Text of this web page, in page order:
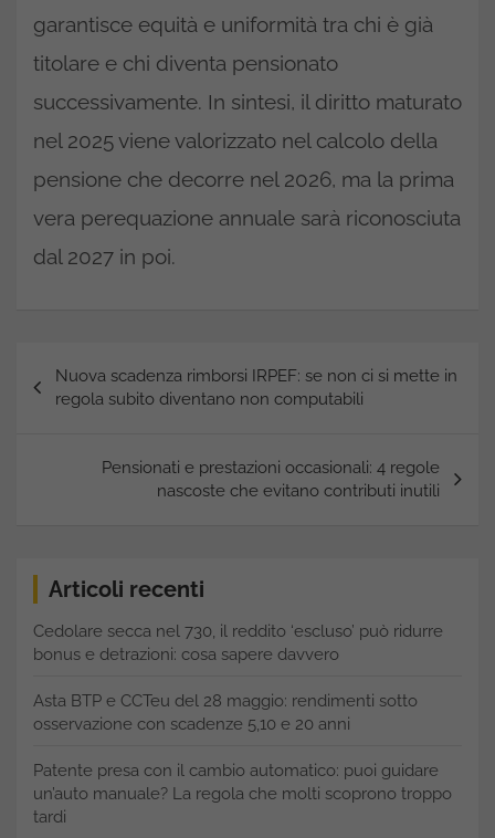
garantisce equità e uniformità tra chi è già
titolare e chi diventa pensionato
successivamente. In sintesi, il diritto maturato
nel 2025 viene valorizzato nel calcolo della
pensione che decorre nel 2026, ma la prima
vera perequazione annuale sarà riconosciuta
dal 2027 in poi.
articoli
Nuova scadenza rimborsi IRPEF: se non ci si mette in
regola subito diventano non computabili
Pensionati e prestazioni occasionali: 4 regole
nascoste che evitano contributi inutili
Articoli recenti
Cedolare secca nel 730, il reddito ‘escluso’ può ridurre
bonus e detrazioni: cosa sapere davvero
Asta BTP e CCTeu del 28 maggio: rendimenti sotto
osservazione con scadenze 5,10 e 20 anni
Patente presa con il cambio automatico: puoi guidare
un’auto manuale? La regola che molti scoprono troppo
tardi